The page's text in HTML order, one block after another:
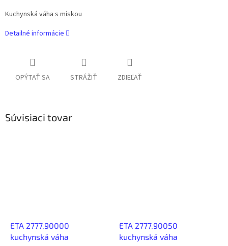
Kuchynská váha s miskou
Detailné informácie
OPÝTAŤ SA STRÁŽIŤ ZDIEĽAŤ
Súvisiaci tovar
ETA 2777.90000
kuchynská váha
ETA 2777.90050
kuchynská váha